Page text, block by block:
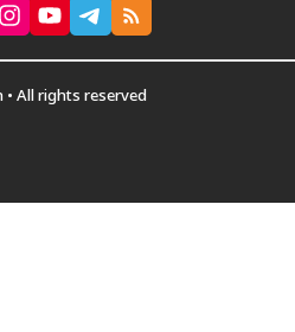
All rights reserved